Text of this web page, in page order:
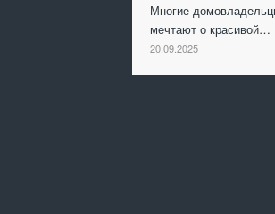
Многие
мечтают о красивой…
20.09.2025